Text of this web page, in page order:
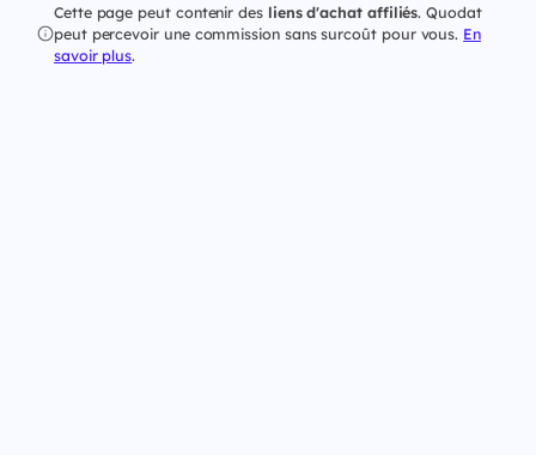
Cette page peut contenir des liens d'achat affiliés. Quodat
peut percevoir une commission sans surcoût pour vous. En
savoir plus.